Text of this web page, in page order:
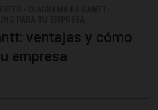
ventajas y cómo
empresa